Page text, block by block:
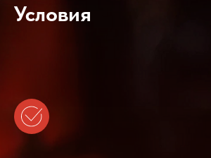
Условия